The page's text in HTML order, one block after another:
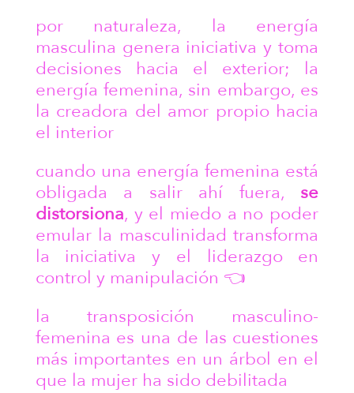
por naturaleza, la energía
masculina genera iniciativa y toma
decisiones hacia el exterior;
la
energía femenina, sin embargo, es
la creadora del amor propio hacia
el interior
cuando una energía femenina está
obligada a salir ahí fuera, se
distorsiona, y el miedo a no poder
emular la masculinidad transforma
la iniciativa y el liderazgo en
control y manipulación 👈
la transposición masculino-
femenina es una de las cuestiones
más importantes en un árbol en el
que la mujer ha sido debilitada